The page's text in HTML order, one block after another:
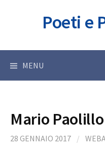
Poeti e
MENU
Mario Paolillo
28 GENNAIO 2017 /